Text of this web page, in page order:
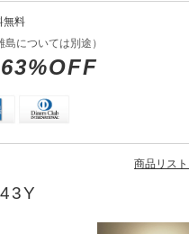
無料
については別途）
商品リス